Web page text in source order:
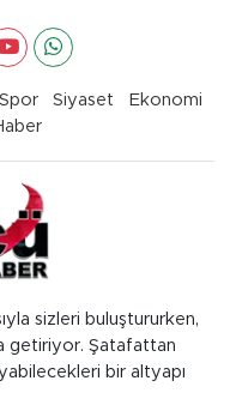
Spor Siyaset
Ekonomi
sizleri buluştururken,
getiriyor. Şatafattan
bir altyapı